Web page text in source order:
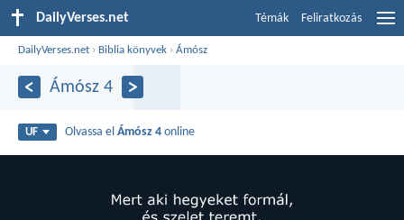
DailyVerses.net Témák Feliratkozás
DailyVerses.net › Biblia könyvek ›Ámósz
Ámósz 4
UF Olvassa elÁmósz 4 online